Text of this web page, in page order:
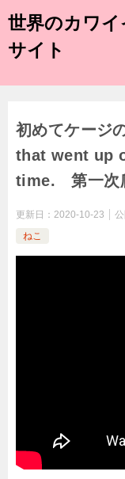
世界のカワイ
サイト
初めてケージ
that went up
time. 第一次
更新日： 2020-10-23 公
ねこ